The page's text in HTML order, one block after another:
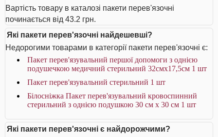
Вартість товару в каталозі пакети перев'язочні
починається від 43.2 грн.
Які пакети перев'язочні найдешевші?
Недорогими товарами в категорії пакети перев'язочні є:
Пакет перев'язувальний першої допомоги з однією
подушечкою медичний стерильний 32смх17,5см 1 шт
Пакет перев'язувальний стерильний 1 шт
Білосніжка Пакет перев'язувальний кровоспинний
стерильний з однією подушкою 30 см х 30 см 1 шт
Які пакети перев'язочні є найдорожчими?